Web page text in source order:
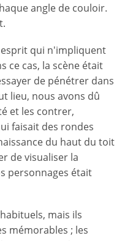
angle de couloir.
esprit qui n'impliquent
ce cas, la scène était
de pénétrer dans
lieu, nous avons dû
et les contrer,
faisait des rondes
du haut du toit
de visualiser la
personnages était
mais ils
mémorables ; les